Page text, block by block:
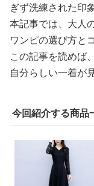
ぎず洗練された印
本記事では、大人
ワンピの選び方と
この記事を読めば
自分らしい一着が
今回紹介する商品